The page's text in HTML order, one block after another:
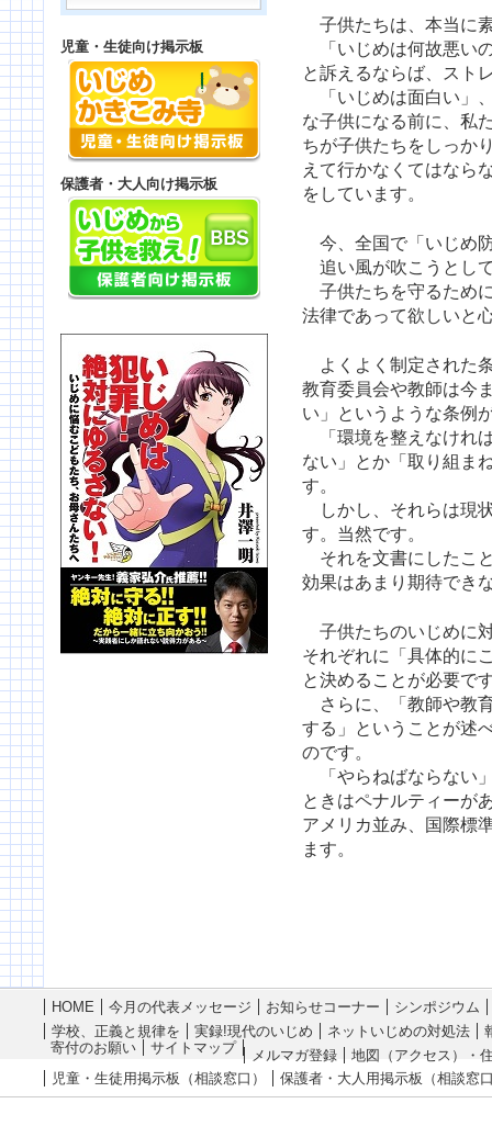
児童・生徒向け掲示板
保護者・大人向け掲示板
子供たちは、本当に
「いじめは何故悪い
と訴えるならば、スト
「いじめは面白い」
な子供になる前に、私
ちが子供たちをしっか
えて行かなくてはなら
をしています。
今、全国で「いじめ
追い風が吹こうとし
子供たちを守るため
法律であって欲しいと
よくよく制定された
教育委員会や教師は今
い」というような条例
「環境を整えなけれ
ない」とか「取り組ま
す。
しかし、それらは現
す。当然です。
それを文書にしたこ
効果はあまり期待でき
子供たちのいじめに
それぞれに「具体的に
と決めることが必要で
さらに、「教師や教
する」ということが述
のです。
「やらねばならない
ときはペナルティーが
アメリカ並み、国際標
ます。
HOME 今月の代表メッセージ お知らせコーナー
シンポジウム
学校、正義と規律を
実録!現代のいじめ ネットいじめの対処法
寄付のお願い
サイトマップ メルマガ登録
地図（アクセス）・
児童・生徒用掲示板（相談窓口）
保護者・大人用掲示板（相談窓